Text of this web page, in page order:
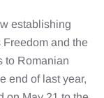
establishing
and the
to Romanian
end of last year,